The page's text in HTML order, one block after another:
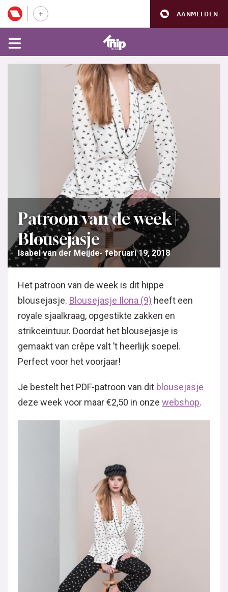
AANMELDEN
Patroon van de week |
Blousejasje
Isabel van der Meijde februari 19, 2018
Het patroon van de week is dit hippe
blousejasje. Blousejasje Ilona (9) heeft een
royale sjaalkraag, opgestikte zakken en
strikceintuur. Doordat het blousejasje is
gemaakt van crêpe valt ’t heerlijk soepel.
Perfect voor het voorjaar!
Je bestelt het PDF-patroon van dit blousejasje
deze week voor maar €2,50 in onze webshop.